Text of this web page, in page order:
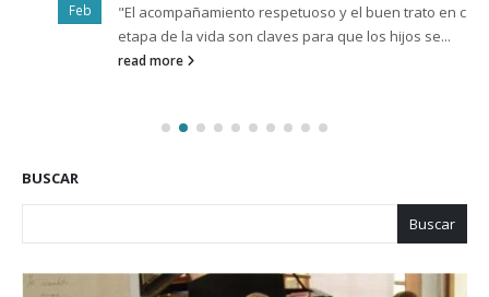
"El acompañamiento respetuoso y el buen trato en cada
etapa de la vida son claves para que los hijos se...
read more
BUSCAR
Buscar